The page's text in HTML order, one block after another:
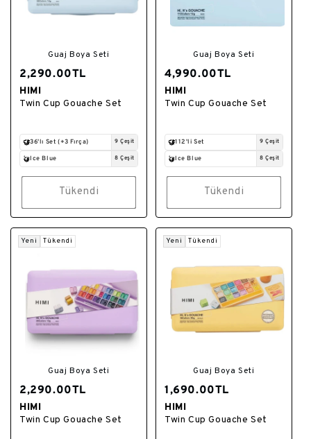
Guaj Boya Seti
2,290.00TL
Satıcı:
HIMI
Twin Cup Gouache Set
36'lı Set (+3 Fırça) 9 Çeşit
Ice Blue 8 Çeşit
Tükendi
Guaj Boya Seti
4,990.00TL
Satıcı:
HIMI
Twin Cup Gouache Set
112'li Set 9 Çeşit
Ice Blue 8 Çeşit
Tükendi
Yeni Tükendi
Guaj Boya Seti
2,290.00TL
Satıcı:
HIMI
Twin Cup Gouache Set
Yeni Tükendi
Guaj Boya Seti
1,690.00TL
Satıcı:
HIMI
Twin Cup Gouache Set